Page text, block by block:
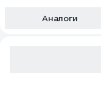
Аналоги